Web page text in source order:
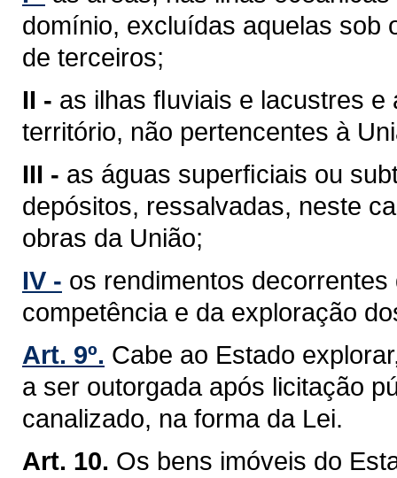
domínio, excluídas aquelas sob
de terceiros;
II - as ilhas ﬂuviais e lacustres
território, não pertencentes à
III - as águas superﬁciais ou
depósitos, ressalvadas, neste
obras da União;
IV - os rendimentos
competência e da exploração
Art. 9º. Cabe ao Estado
a ser outorgada após licitação
canalizado, na forma da Lei.
Art. 10. Os bens imóveis do